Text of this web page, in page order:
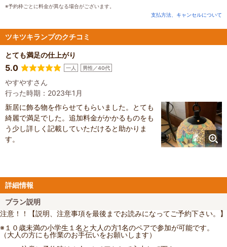
※予約枠ごとに料金が異なる場合がございます。
支払方法、キャンセルについて
ツキツキランプのクチコミ
とても満足の仕上がり
5.0 一人 男性／40代
やすやすさん
行った時期：2023年1月
新居に飾る物を作らせてもらいました。とても
綺麗で満足でした。追加料金がかかるものをも
う少し詳しく記載していただけると助かりま
す。
詳細情報
プラン説明
注意！！【説明、注意事項を最後までお読みになってご予約下さい。】
※１０歳未満の小学生１名と大人の方1名のペアで参加が可能です。
（大人の方にも作業のお手伝いをお願いします）